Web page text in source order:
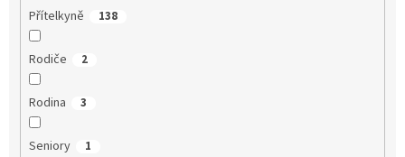
Přítelkyně 138
Rodiče 2
Rodina 3
Seniory 1